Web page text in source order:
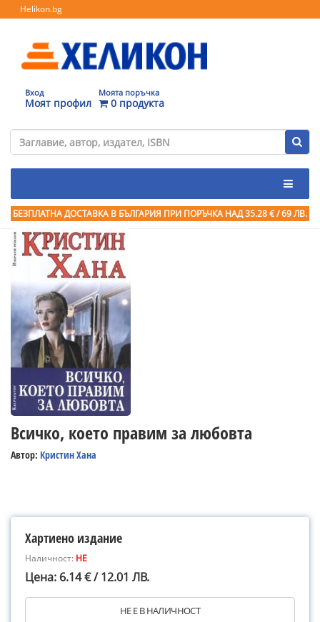
Helikon.bg
Вход
Моят профил
Моята поръчка
0 продукта
БЕЗПЛАТНА ДОСТАВКА В БЪЛГАРИЯ ПРИ ПОРЪЧКА НАД 35.28 € / 69 ЛВ.
Всичко, което правим за любовта
Автор: Кристин Хана
Хартиено издание
Наличност: НЕ
Цена: 6.14 € / 12.01 ЛВ.
НЕ Е В НАЛИЧНОСТ